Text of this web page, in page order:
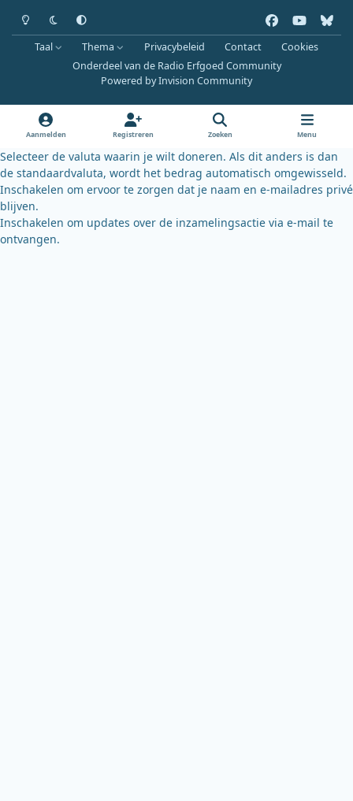
Heldere modus
Donkere modus
Systeemvoorkeur
a
c
e
o
k
o
u
b
b
l
u
k
y
Taal Thema Privacybeleid Contact
Cookies
Onderdeel van de Radio Erfgoed Community
Powered byInvision Community
Aanmelden Registreren Zoeken Menu
Selecteer de valuta waarin je wilt doneren. Als dit anders is dan
de standaardvaluta, wordt het bedrag automatisch omgewisseld.
Inschakelen om ervoor te zorgen dat je naam en e-mailadres privé
blijven.
Inschakelen om updates over de inzamelingsactie via e-mail te
ontvangen.